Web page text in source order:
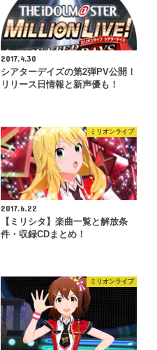
2017.4.30
シアターデイズの第2弾PV公開！
リリース日情報と新声優も！
ミリオンライブ
2017.6.22
【ミリシタ】楽曲一覧と解放条
件・収録CDまとめ！
ミリオンライブ